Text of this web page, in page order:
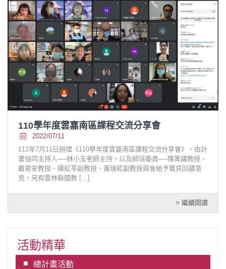
110學年度雲嘉南區課程交流分享會
2022/07/11
111年7月11日辦理《110學年度雲嘉南區課程交流分享會》，由計
畫協同主持人──林小玉老師主持，以及師培委員──陳箐繡教授、
戴君安教授、陳虹苓副教授、黃瑞菘副教授與會給予寶貝回饋意
見，另有雲林縣國教 […]
> 繼續閱讀
活動精華
總計畫活動